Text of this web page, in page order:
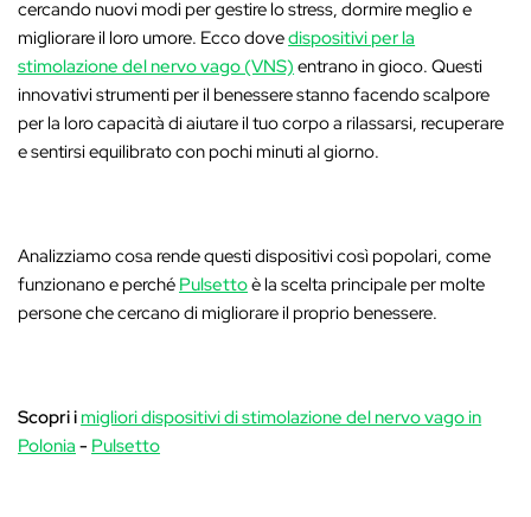
cercando nuovi modi per gestire lo stress, dormire meglio e
migliorare il loro umore. Ecco dovedispositivi per la
stimolazione del nervo vago (VNS) entrano in gioco. Questi
innovativi strumenti per il benessere stanno facendo scalpore
per la loro capacità di aiutare il tuo corpo a rilassarsi, recuperare
e sentirsi equilibrato con pochi minuti al giorno.
Analizziamo cosa rende questi dispositivi così popolari, come
funzionano e perché Pulsettoè la scelta principale per molte
persone che cercano di migliorare il proprio benessere.
Scopri i migliori dispositivi di stimolazione del nervo vago in
Polonia - Pulsetto